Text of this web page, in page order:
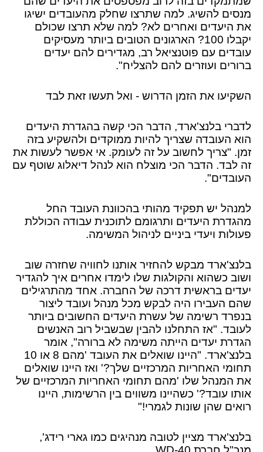
מנסים להשיג. למה שתרצו שחלק מהעובדים ישיגו
את היעדים ואחרים לא? למה שלא תרצו שכולם
יקבלו 100? הארגונים הטובים ביותר מעסיקים
עובדים עם פוטנציאל רב, מגדירים להם יעדים
ברורים ועוזרים להם להצליח".
השקיעו את הזמן הדרוש - ואל תעשו זאת לבד
לדברי בלנצ'ארד, הדבר הכי קשה בהגדרת היעדים
הוא העובדה שצריך להיות ממוקדים ולהשקיע בזה
זמן. "צריך לחשוב על זה לעומק. אי אפשר לעשות את
זה לבד. הדבר הכי מוצלח הוא לנהל דיאלוג שוטף עם
העובדים".
למנהל יש תפקיד מהותי בהכוונת העובד החל
מהגדרת היעדים ותרגומם לתוכנית עבודה הכוללת
פעולות ויעדי ביניים לניהול המשימה.
בלנצ'ארד מבקש להחזיר אותנו לחוויה שחזרה שוב
ושוב כשהוא והקולגות שלו לימדו אחרים איך להגדיר
יעדים בראשית דרכה של החברה. אחד מהתרגילים
שהם העבירו היה לבקש מכל מנהל ועובד ליצור
בנפרד רשימה של עשרת היעדים החשובים ביותר
לעובד. "אז התחלנו להבין שבשביל רוב האנשים
הגדרת יעדים הייתה משימה לא ברורה", אומר
בלנצ'ארד. "היינו שואלים את העובד 'מהם 8 או 10
תחומי האחריות המרכזיים שלך?' ואז היינו שואלים
את המנהל שלו 'מהם תחומי האחריות המרכזיים של
אותו עובד?' כשהיינו משווים בין הרשימות, היינו
רואים שהן שונות לגמרי!"
בלנצ'ארד מציין לטובה מנהיגים כמו גארי רידג',